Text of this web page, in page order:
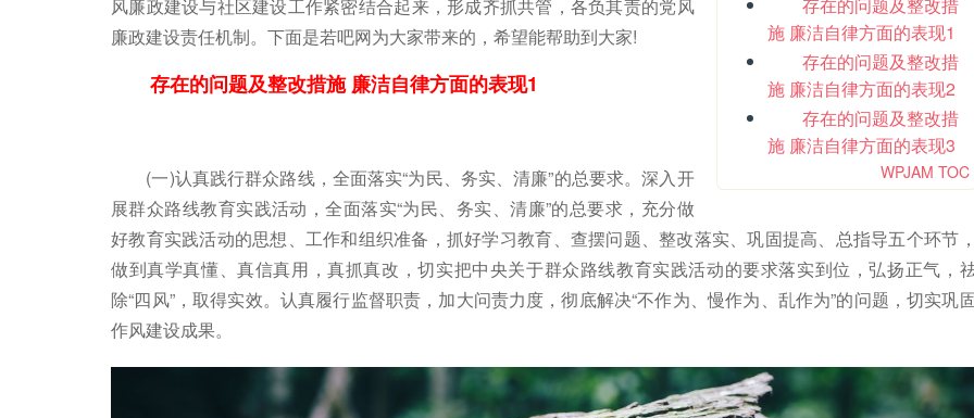
施 廉洁自律方面的表现1
存在的问题及整改措
施 廉洁自律方面的表现2
存在的问题及整改措
施 廉洁自律方面的表现3
WPJAM TOC
风廉政建设与社区建设工作紧密结合起来，形成齐抓共管，各负其责的党风
廉政建设责任机制。下面是若吧网为大家带来的，希望能帮助到大家!
存在的问题及整改措施 廉洁自律方面的表现1
(一)认真践行群众路线，全面落实“为民、务实、清廉”的总要求。深入开
展群众路线教育实践活动，全面落实“为民、务实、清廉”的总要求，充分做
好教育实践活动的思想、工作和组织准备，抓好学习教育、查摆问题、整改落实、巩固提高、总指导五个环节，
做到真学真懂、真信真用，真抓真改，切实把中央关于群众路线教育实践活动的要求落实到位，弘扬正气，
除“四风”，取得实效。认真履行监督职责，加大问责力度，彻底解决“不作为、慢作为、乱作为”的问题，切实巩
作风建设成果。